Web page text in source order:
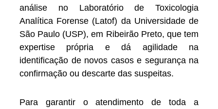
análise no Laboratório de Toxicologia
Analítica Forense (Latof) da Universidade de
São Paulo (USP), em Ribeirão Preto, que tem
expertise própria e dá agilidade na
identificação de novos casos e segurança na
confirmação ou descarte das suspeitas.
Para garantir o atendimento de toda a